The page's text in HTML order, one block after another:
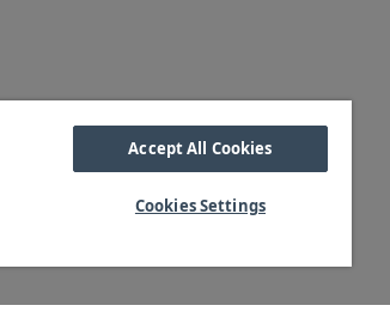
Accept All Cookies
Cookies Settings